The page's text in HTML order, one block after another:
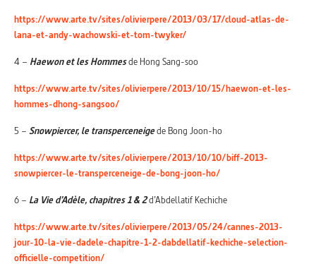
https://www.arte.tv/sites/olivierpere/2013/03/17/cloud-atlas-de-
lana-et-andy-wachowski-et-tom-twyker/
4 – Haewon et les Hommesde Hong Sang-soo
https://www.arte.tv/sites/olivierpere/2013/10/15/haewon-et-les-
hommes-dhong-sangsoo/
5 – Snowpiercer, le transperceneigede Bong Joon-ho
https://www.arte.tv/sites/olivierpere/2013/10/10/biff-2013-
snowpiercer-le-transperceneige-de-bong-joon-ho/
6 – La Vie d’Adèle, chapitres 1 & 2d’Abdellatif Kechiche
https://www.arte.tv/sites/olivierpere/2013/05/24/cannes-2013-
jour-10-la-vie-dadele-chapitre-1-2-dabdellatif-kechiche-selection-
officielle-competition/